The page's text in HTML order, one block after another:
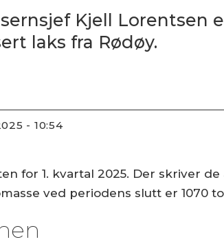
Kjell Lorentsen
laks fra Rødøy.
- 10:54
for 1. kvartal 2025. Der skriver
ved periodens slutt er 1070